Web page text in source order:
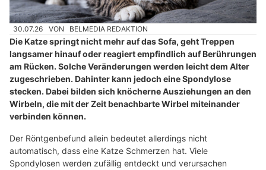
30.07.26 VON BELMEDIA REDAKTION
Die Katze springt nicht mehr auf das Sofa, geht Treppen
langsamer hinauf oder reagiert empfindlich auf Berührungen
am Rücken. Solche Veränderungen werden leicht dem Alter
zugeschrieben. Dahinter kann jedoch eine Spondylose
stecken. Dabei bilden sich knöcherne Ausziehungen an den
Wirbeln, die mit der Zeit benachbarte Wirbel miteinander
verbinden können.
Der Röntgenbefund allein bedeutet allerdings nicht
automatisch, dass eine Katze Schmerzen hat. Viele
Spondylosen werden zufällig entdeckt und verursachen